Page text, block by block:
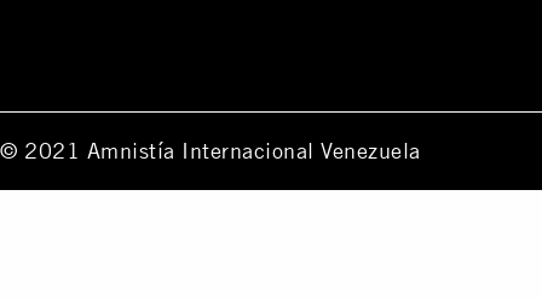
© 2021 Amnistía Internacional Venezuela